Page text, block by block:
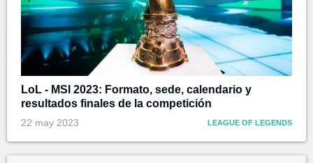
LoL - MSI 2023: Formato, sede, calendario y
resultados finales de la competición
22 may 2023 LEAGUE OF LEGENDS